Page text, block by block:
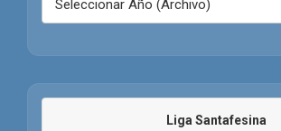
Liga Santafesina